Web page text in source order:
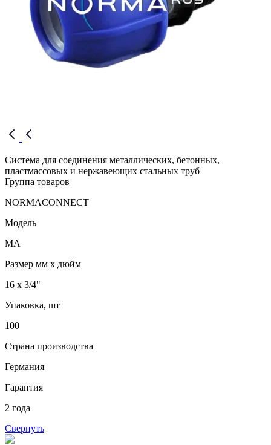
Система для соединения металлических, бетонных,
пластмассовых и нержавеющих стальных труб
Группа товаров
NORMACONNECT
Модель
MA
Размер мм x дюйм
16 x 3/4"
Упаковка, шт
100
Страна производства
Германия
Гарантия
2 года
Свернуть